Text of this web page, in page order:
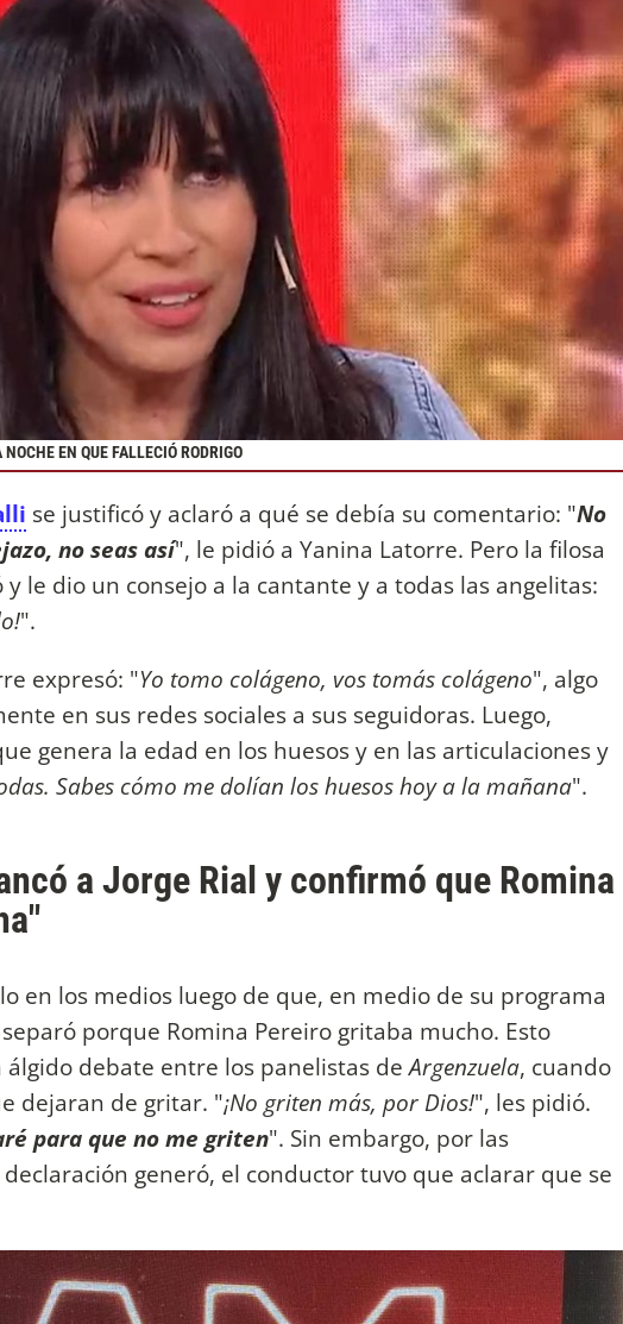
EN QUE FALLECIÓ RODRIGO
se justificó y aclaró a qué se debía su comentario: "No
no seas así", le pidió a Yanina Latorre. Pero la filosa
le dio un consejo a la cantante y a todas las angelitas:
".
expresó: "Yo tomo colágeno, vos tomás colágeno", algo
en sus redes sociales a sus seguidoras. Luego,
genera la edad en los huesos y en las articulaciones y
Sabes cómo me dolían los huesos hoy a la mañana".
a Jorge Rial y confirmó que Romina
en los medios luego de que, en medio de su programa
porque Romina Pereiro gritaba mucho. Esto
álgido debate entre los panelistas deArgenzuela, cuando
dejaran de gritar. "¡No griten más, por Dios!", les pidió.
para que no me griten". Sin embargo, por las
generó, el conductor tuvo que aclarar que se